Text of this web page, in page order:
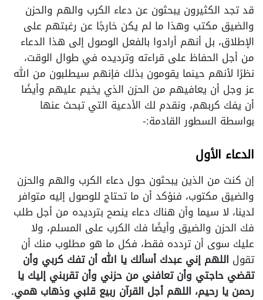
قد تجد الكثيرون يبحثون عن دعاء الكرب والهم والحزن
والضيق مكتب وهذا ما لم يكن خارجًا عن رغبتهم على
الإطلاق، بل أنهم أرادوا بالفعل الوصول إلى هذا الدعاء
من أجل الحفاظ على قراءته وترديده في طوال الوقت،
نظرًا لأنهم حينما يقومون بذلك فإنهم سيطلبون من الله
عز وجل أن يعافيهم من الحزن الذي يخيم عليهم وأيضًا
أن يفك كربهم، ونقدم لك الأدعية التي تبحث عنها
بواسطة السطور القادمة:-
الدعاء الأول
إن كنت من الذين يبحثون حول دعاء الكرب والهم والحزن
والضيق مكتوب، فنؤكد أن ما تحتاج للوصول إليه متوافر
لدينا، لا سيما وأن هناك دعاء ينصح بترديده من أجل طلب
فك الحزن والضيق وأيضًا فك الكرب على المسلم، ولا
عليك سوى أن تردده فقط، فكل ما هو مطلوب منك أن
تقول اللهم إني عبدك أسألك يا الله أن تفك كربي وأن
تقضي حاجتي وأن تعافني من حزني وأن تقربني إليك يا
رحمن يا رحيم، اللهم أجل القرآن ربيع قلبي وذهاب همي.